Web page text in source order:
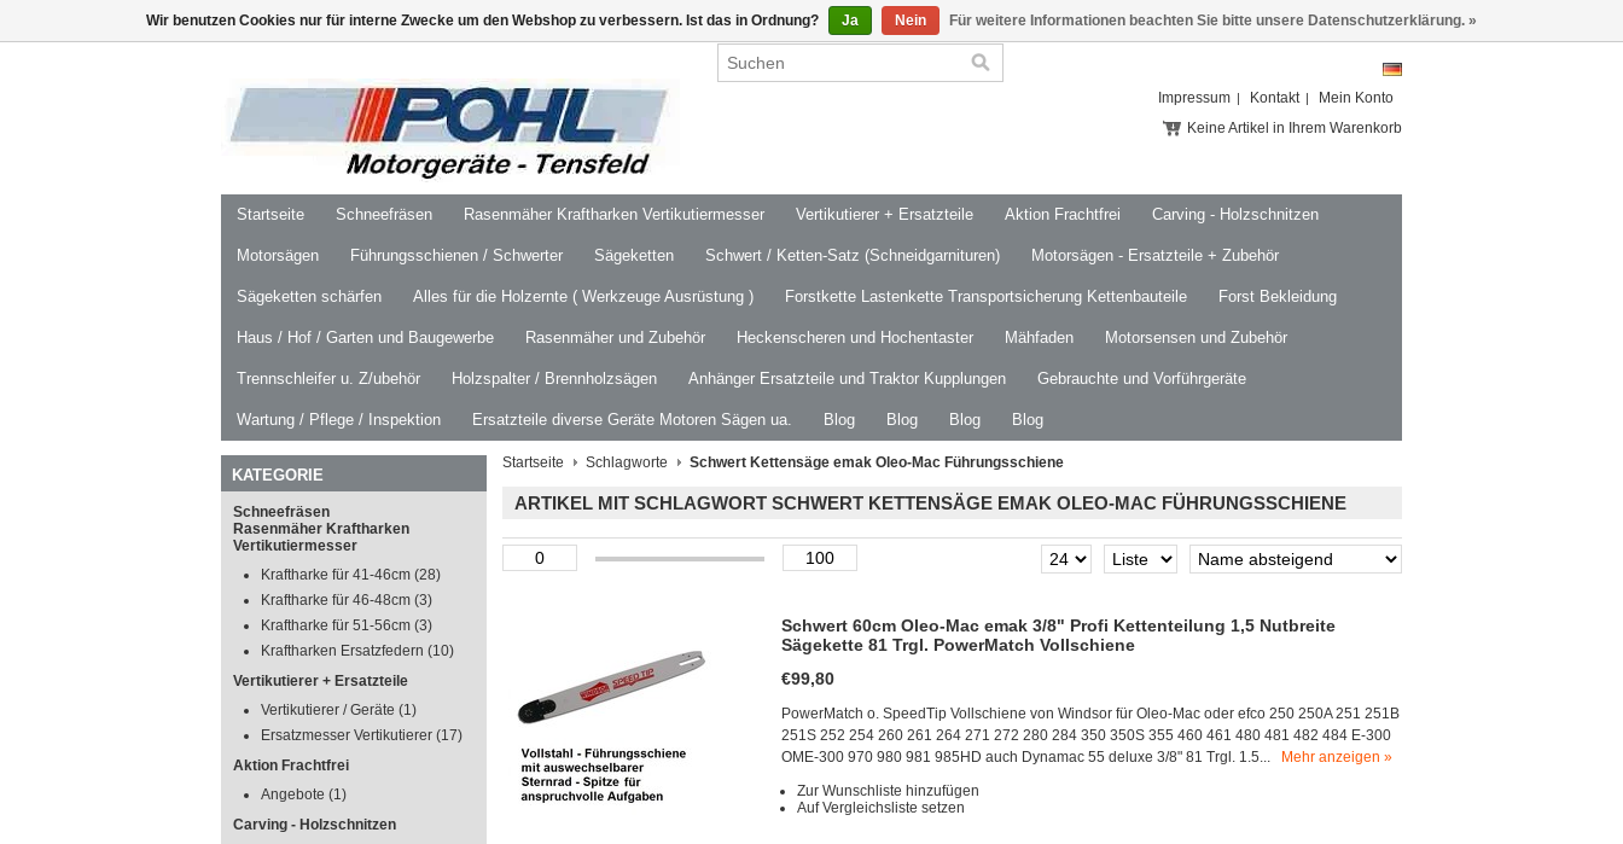
Impressum Kontakt
Mein Konto
Keine Artikel in Ihrem Warenkorb
Startseite Schneefräsen Rasenmäher Kraftharken Vertikutiermesser Vertikutierer + Ersatzteile Aktion Frachtfrei Carving - Holzschnitzen
Motorsägen Führungsschienen / Schwerter Sägeketten Schwert / Ketten-Satz (Schneidgarnituren) Motorsägen - Ersatzteile + Zubehör
Sägeketten schärfen Alles für die Holzernte ( Werkzeuge Ausrüstung ) Forstkette Lastenkette Transportsicherung Kettenbauteile Forst Bekleidung
Haus / Hof / Garten und Baugewerbe Rasenmäher und Zubehör Heckenscheren und Hochentaster Mähfaden Motorsensen und Zubehör
Trennschleifer u. Z/ubehör Holzspalter / Brennholzsägen Anhänger Ersatzteile und Traktor Kupplungen Gebrauchte und Vorführgeräte
Wartung / Pflege / Inspektion Ersatzteile diverse Geräte Motoren Sägen ua. Blog Blog Blog Blog
KATEGORIE
Schneefräsen
Rasenmäher Kraftharken
Vertikutiermesser
Kraftharke für 41-46cm (28)
Kraftharke für 46-48cm (3)
Kraftharke für 51-56cm (3)
Kraftharken Ersatzfedern (10)
Vertikutierer + Ersatzteile
Vertikutierer / Geräte (1)
Ersatzmesser Vertikutierer (17)
Aktion Frachtfrei
Angebote (1)
Carving - Holzschnitzen
Startseite Schlagworte Schwert Kettensäge emak Oleo-Mac Führungsschiene
ARTIKEL MIT SCHLAGWORT SCHWERT KETTENSÄGE EMAK OLEO-MAC FÜHRUNGSSCHIENE
Schwert 60cm Oleo-Mac emak 3/8" Profi Kettenteilung 1,5 Nutbreite
Sägekette 81 Trgl. PowerMatch Vollschiene
€99,80
PowerMatch o. SpeedTip Vollschiene von Windsor für Oleo-Mac oder efco 250 250A 251 251B
251S 252 254 260 261 264 271 272 280 284 350 350S 355 460 461 480 481 482 484 E-300
OME-300 970 980 981 985HD auch Dynamac 55 deluxe 3/8" 81 Trgl. 1.5...
Mehr anzeigen »
Zur Wunschliste hinzufügen
Auf Vergleichsliste setzen
Wir benutzen Cookies nur für interne Zwecke um den Webshop zu verbessern. Ist das in Ordnung? Ja Nein Für weitere Informationen beachten Sie bitte unsere Datenschutzerklärung. »